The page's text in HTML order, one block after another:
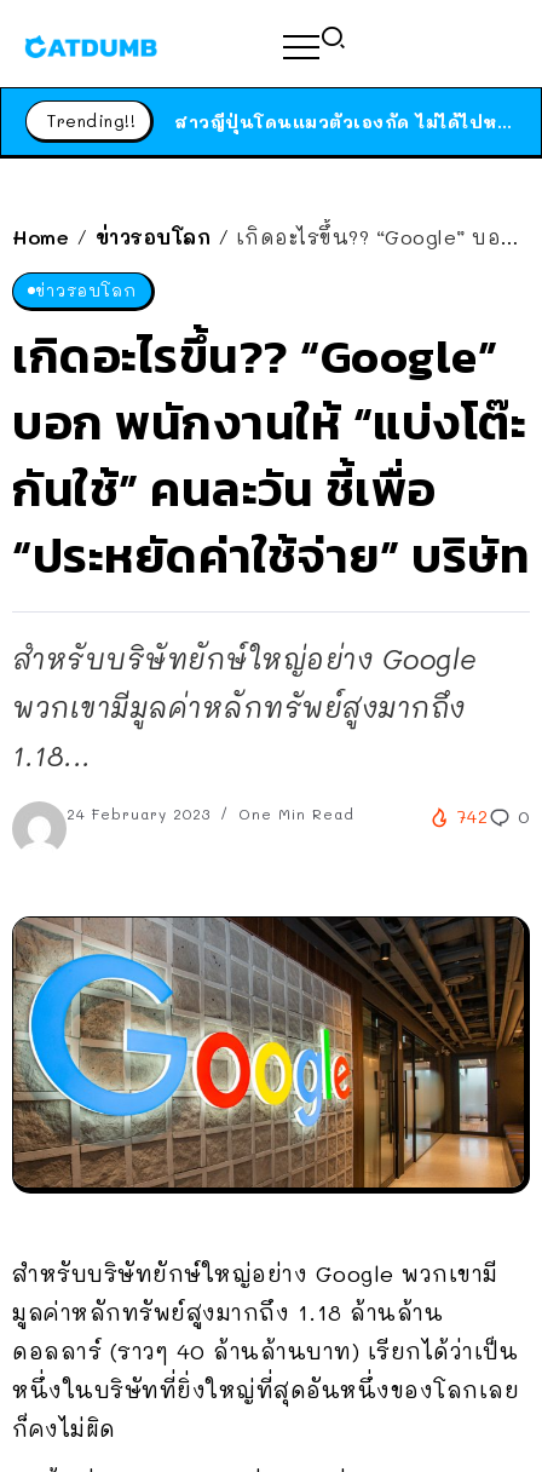
Trending!! ได้เวลาเด็กหนวดรวมตัว RF Online Next เปิดให้เล่นแล้ว เกม Sci-Fi MMORPG ระดับตำนาน เล่นได้ทั้งมือถือและ PC
Home / ข่าวรอบโลก / เกิดอะไรขึ้น?? “Google” บอก พนักงานให้ “แบ่งโต๊ะกันใช้” คนละวัน ชี้เพื่อ “ประหยัดค่าใช้จ่าย” บริษัท
ข่าวรอบโลก
เกิดอะไรขึ้น?? “Google”
บอก พนักงานให้ “แบ่งโต๊ะ
กันใช้” คนละวัน ชี้เพื่อ
“ประหยัดค่าใช้จ่าย” บริษัท
สำหรับบริษัทยักษ์ใหญ่อย่าง Google
พวกเขามีมูลค่าหลักทรัพย์สูงมากถึง
1.18...
24 February 2023 One Min Read 742 0
สำหรับบริษัทยักษ์ใหญ่อย่าง Google พวกเขามี
มูลค่าหลักทรัพย์สูงมากถึง 1.18 ล้านล้าน
ดอลลาร์ (ราวๆ 40 ล้านล้านบาท) เรียกได้ว่าเป็น
หนึ่งในบริษัทที่ยิ่งใหญ่ที่สุดอันหนึ่งของโลกเลย
ก็คงไม่ผิด